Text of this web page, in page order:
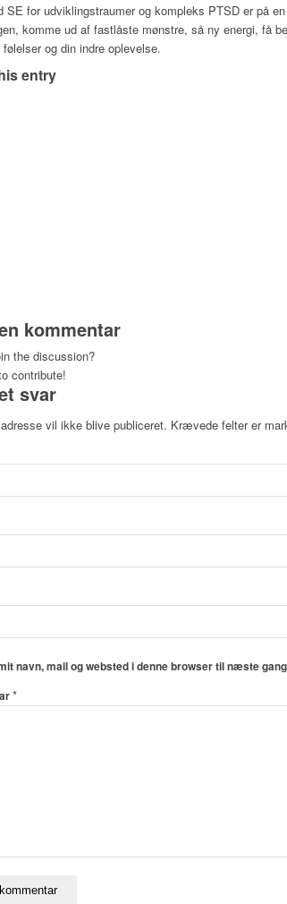
SE for udviklingstraumer og kompleks PTSD er på
komme ud af fastlåste mønstre, så ny energi, få
og din indre oplevelse.
entry
kommentar
the discussion?
contribute!
svar
vil ikke blive publiceret. Krævede felter er
navn, mail og websted i denne browser til næste
*